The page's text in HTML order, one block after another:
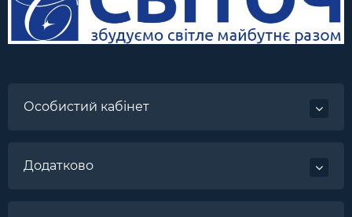
Особистий кабінет
Додатково